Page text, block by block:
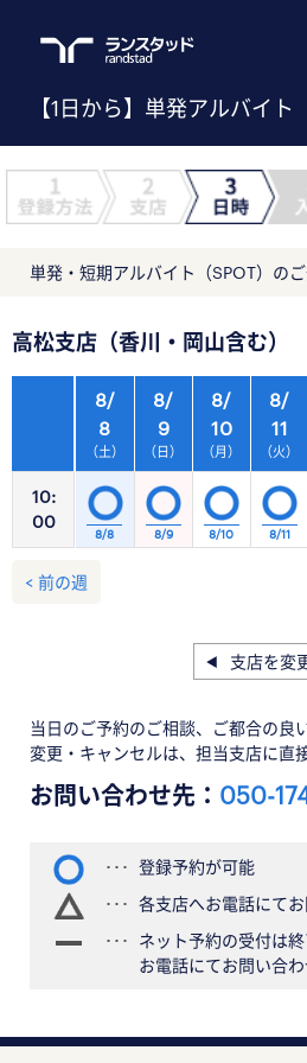
【1日から】単発アルバイト
単発・短期アルバイト（SPOT）の
高松支店（香川・岡山含む）
10:
00
8/
8
（土）
8/
9
（日）
8/
10
（月）
8/
11
（火）
8/8 8/9 8/10 8/11
< 前の週
支店を変
当日のご予約のご相談、ご都合の良
変更・キャンセルは、担当支店に直
お問い合わせ先： 050-
登録予約が可能
各支店へお電話にてお
ネット予約の受付は
お電話にてお問い合わ